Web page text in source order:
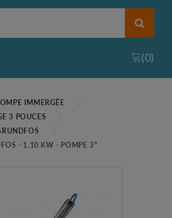
(0)
IMMERGÉE
3 POUCES
- 1.10 KW - POMPE 3"